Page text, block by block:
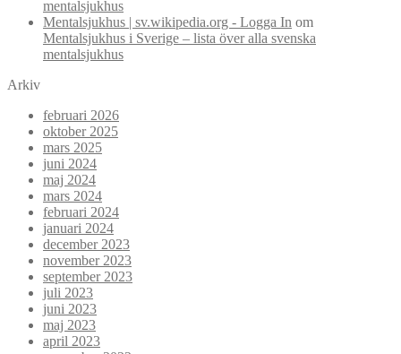
mentalsjukhus
Mentalsjukhus | sv.wikipedia.org - Logga In om
Mentalsjukhus i Sverige – lista över alla svenska
mentalsjukhus
Arkiv
februari 2026
oktober 2025
mars 2025
juni 2024
maj 2024
mars 2024
februari 2024
januari 2024
december 2023
november 2023
september 2023
juli 2023
juni 2023
maj 2023
april 2023